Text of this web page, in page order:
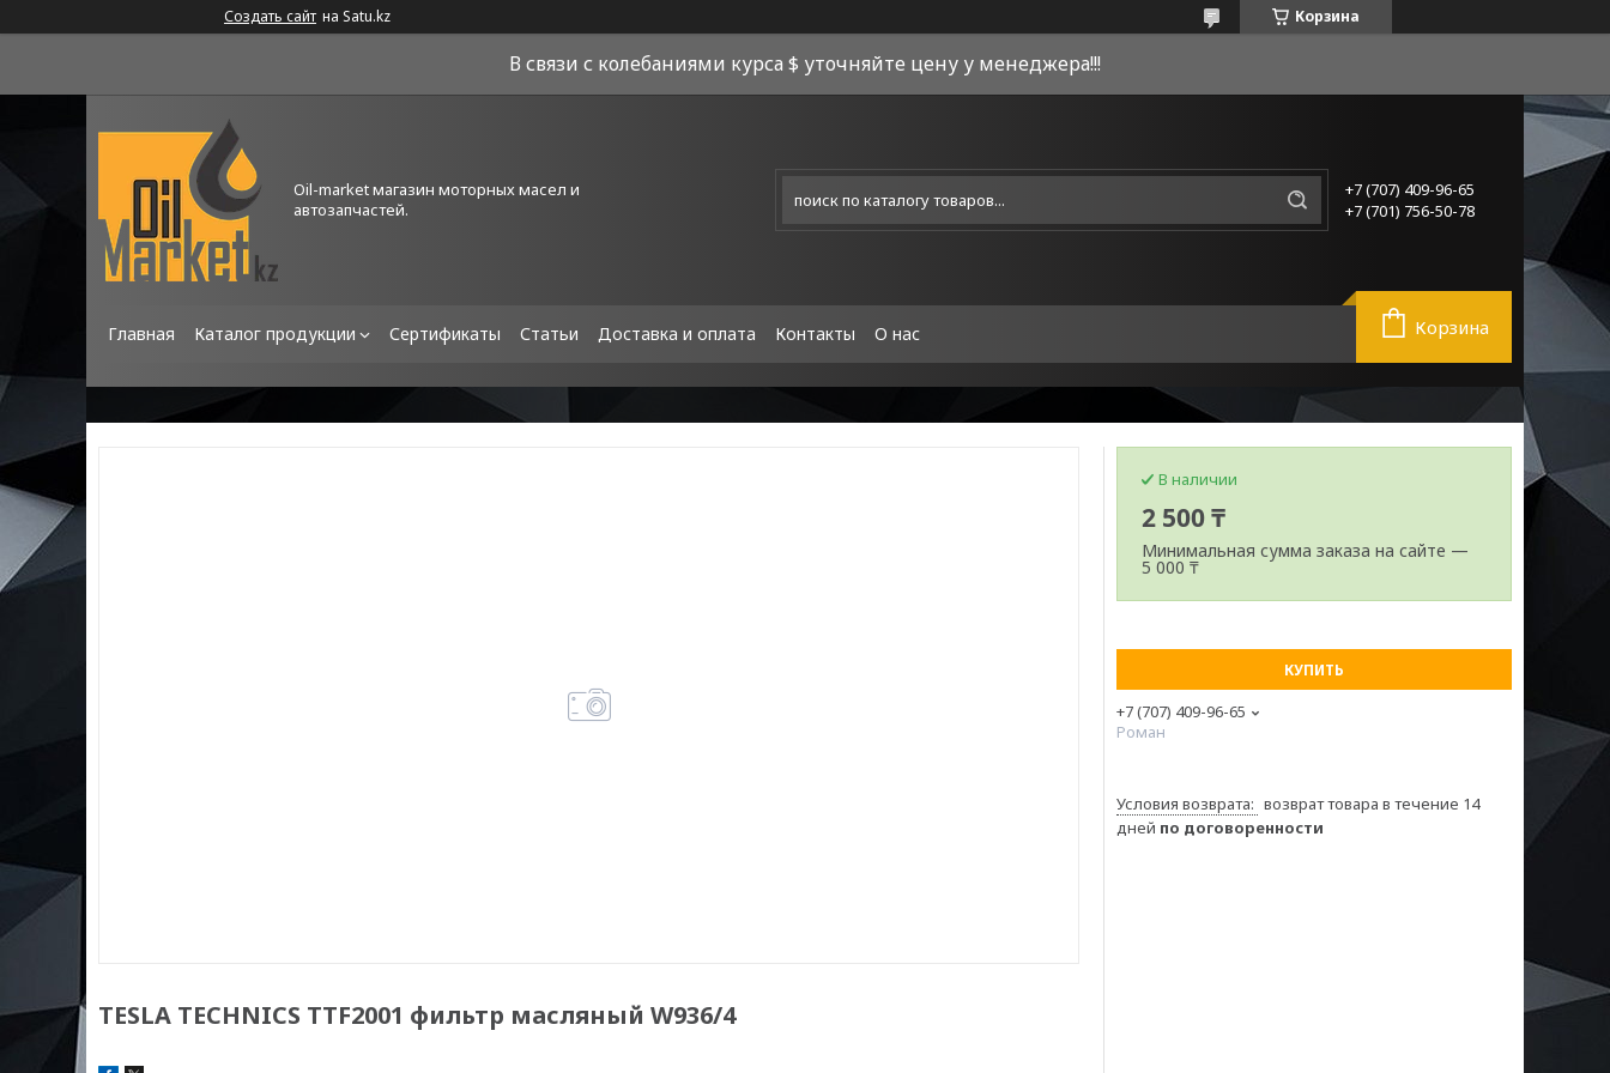
Создать сайт на Satu.kz Корзина
В связи с колебаниями курса $ уточняйте цену у менеджера!!!
Oil-market магазин моторных масел и
автозапчастей.
+7 (707) 409-96-65
+7 (701) 756-50-78
Главная Каталог продукции Сертификаты Статьи Доставка и оплата Контакты О нас Корзина
TESLA TECHNICS TTF2001 фильтр масляный W936/4
В наличии
2 500 ₸
Минимальная сумма заказа на сайте —
5 000 ₸
КУПИТЬ
+7 (707) 409-96-65
Роман
возврат товара в течение 14
дней по договоренности